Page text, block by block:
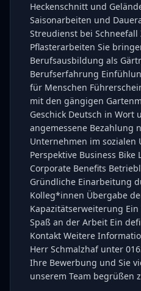
Heckenschnitt und
Saisonarbeiten und
Streudienst bei
Pflasterarbeiten Sie
Berufsausbildung als
Berufserfahrung
für Menschen
mit den gängigen
Geschick Deutsch in Wort
angemessene Bezahlung
Unternehmen im sozialen
Perspektive Business Bike
Corporate Benefits
Gründliche Einarbeitung
Kolleg*innen Übergabe
Kapazitätserweiterung
Spaß an der Arbeit Ein
Kontakt Weitere
Herr Schmalzhaf unter
Ihre Bewerbung und Sie
unserem Team begrüßen